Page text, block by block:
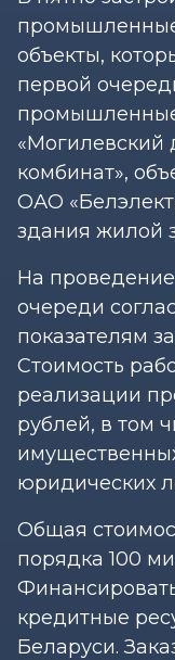
объекты,
первой
«Могилевский
комбинат»,
ОАО
здания жилой
На
очереди
показателям
Стоимость
реализации
рублей, в том
юридических
Общая
порядка 100
кредитные
Беларуси.